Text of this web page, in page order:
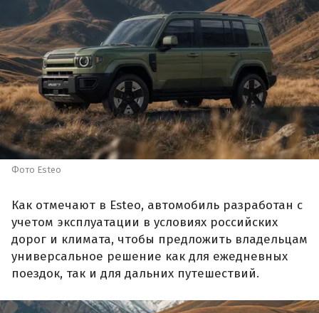
Фото Esteo
Как отмечают в Esteo, автомобиль разработан с
учетом эксплуатации в условиях российских
дорог и климата, чтобы предложить владельцам
универсальное решение как для ежедневных
поездок, так и для дальних путешествий.